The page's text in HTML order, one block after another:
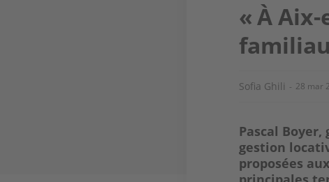
« À
Sofia Ghili 28 mar
Pascal
gestion
proposées